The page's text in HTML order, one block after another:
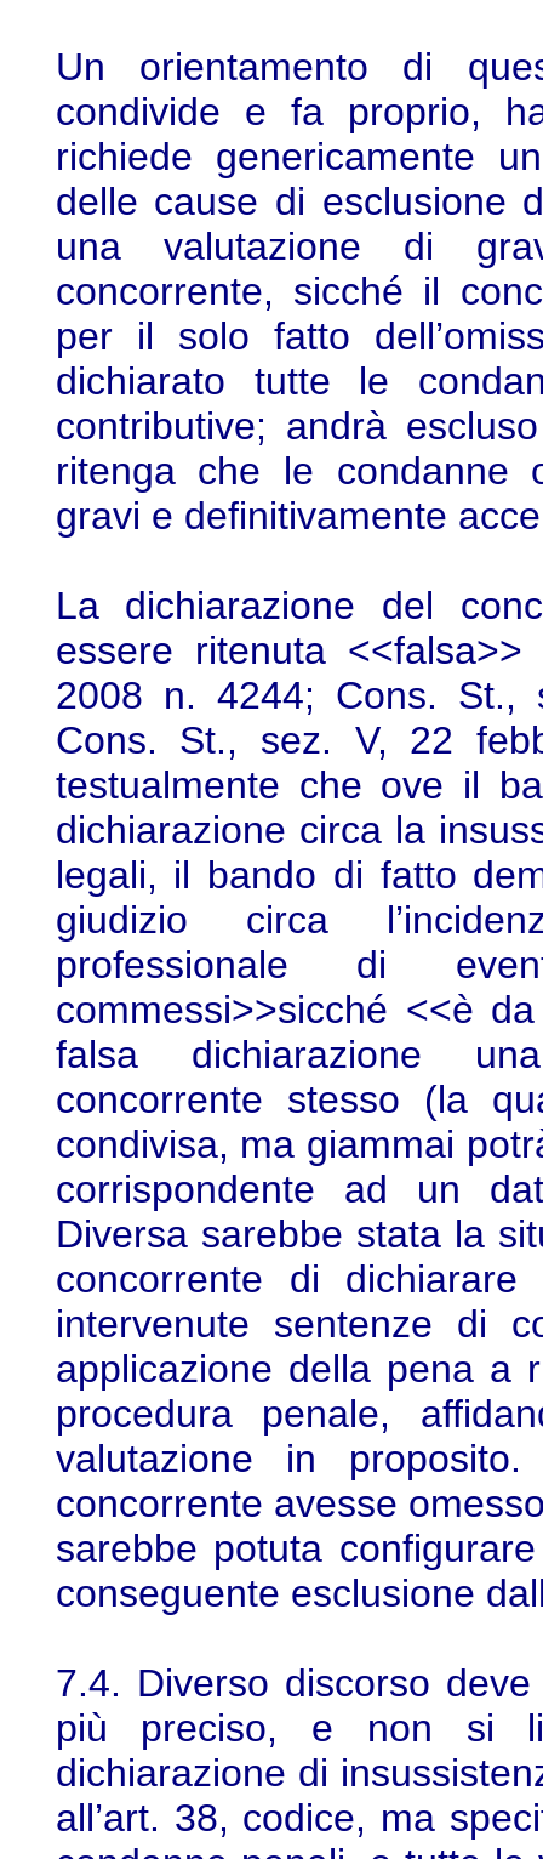
Un orientamento di
condivide e fa proprio,
richiede genericamente
delle cause di esclusione
una valutazione di
concorrente, sicché il
per il solo fatto
dichiarato tutte le
contributive; andrà
ritenga che le condanne
gravi e definitivamente
La dichiarazione del
essere ritenuta
2008 n. 4244; Cons. St.,
Cons. St., sez. V, 22
testualmente che ove il
dichiarazione circa la
legali, il bando di fatto
giudizio circa
professionale di
commessi>>sicché <<è
falsa dichiarazione
concorrente stesso (la
condivisa, ma giammai
corrispondente ad un
Diversa sarebbe stata la
concorrente di
intervenute sentenze di
applicazione della pena a
procedura penale,
valutazione in
concorrente avesse
sarebbe potuta
conseguente esclusione
7.4. Diverso discorso
più preciso, e non si
dichiarazione di
all’art. 38, codice, ma